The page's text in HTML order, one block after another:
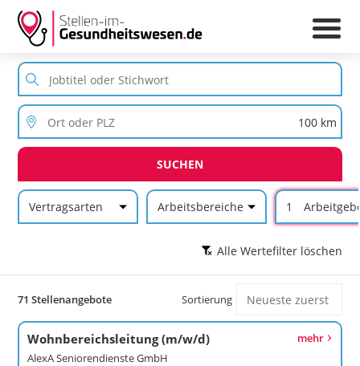
SUCHEN
Vertragsarten Arbeitsbereiche 1
Alle Wertefilter löschen
71 Stellenangebote Sortierung
Wohnbereichsleitung (m/w/d)
AlexA Seniorendienste GmbH
mehr